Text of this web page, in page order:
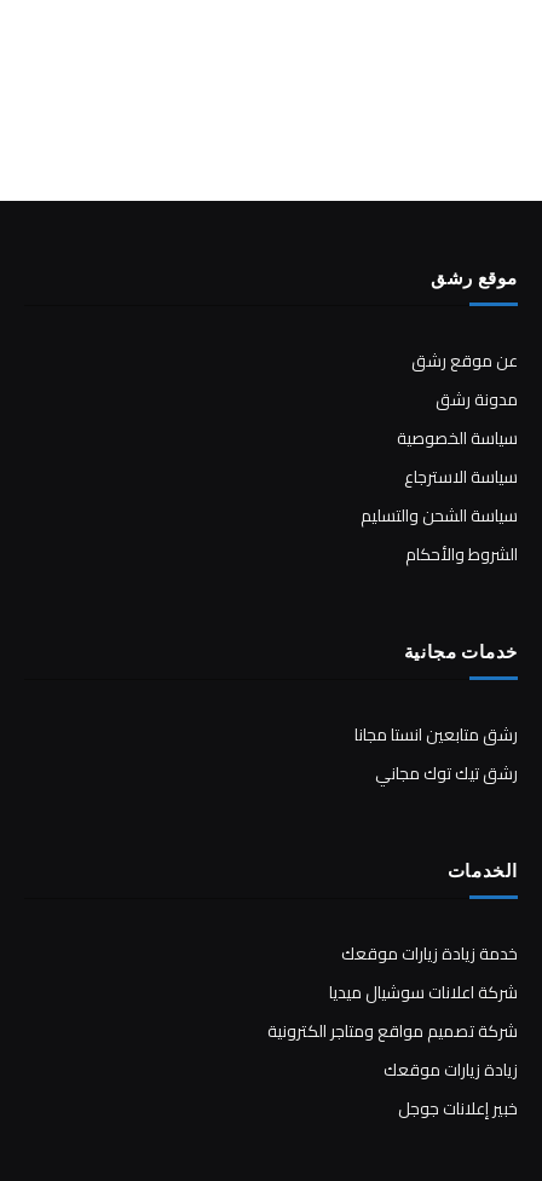
موقع رشق
عن موقع رشق
مدونة رشق
سياسة الخصوصية
سياسة الاسترجاع
سياسة الشحن والتسليم
الشروط والأحكام
خدمات مجانية
رشق متابعين انستا مجانا
رشق تيك توك مجاني
الخدمات
خدمة زيادة زيارات موقعك
شركة اعلانات سوشيال ميديا
شركة تصميم مواقع ومتاجر الكترونية
زيادة زيارات موقعك
خبير إعلانات جوجل